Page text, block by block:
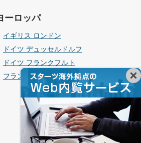
ーロッパ
イギリス ロンドン
ドイツ デュッセルドルフ
ドイツ フランクフルト
フランス パリ